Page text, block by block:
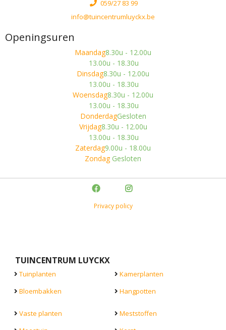
059/27 83 99
info@tuincentrumluyckx.be
Openingsuren
Maandag8.30u - 12.00u
13.00u - 18.30u
Dinsdag8.30u - 12.00u
13.00u - 18.30u
Woensdag8.30u - 12.00u
13.00u - 18.30u
DonderdagGesloten
Vrijdag8.30u - 12.00u
13.00u - 18.30u
Zaterdag9.00u - 18.00u
Zondag Gesloten
Privacy policy
TUINCENTRUM LUYCKX
Tuinplanten
Kamerplanten
Bloembakken
Hangpotten
Vaste planten
Meststoffen